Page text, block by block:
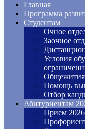
Главная
Программа
Студентам
Очное
Заочное
Условия
Общежития
Помощь
Отбор
Абитуриентам
Прием